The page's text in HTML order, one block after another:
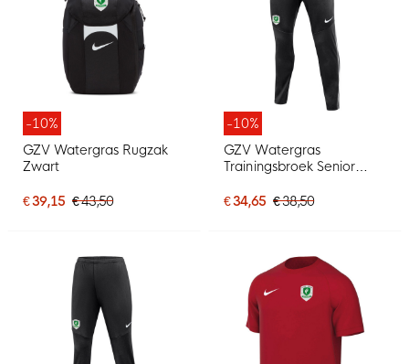
-10%
GZV Watergras Rugzak
Zwart
€ 39,15 € 43,50
-10%
GZV Watergras
Trainingsbroek Senior
€ 34,65 € 38,50